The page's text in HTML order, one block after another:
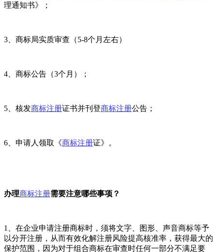
理通知书》；
3、商标局实质审查（5-8个月左右）
4、商标公告（3个月）；
5、核发商标注册证书并刊登商标注册公告；
6、申请人领取《商标注册证》。
办理商标注册需要注意哪些事项？
1、在企业申请注册商标时，须将文字、图形、声音商标等予
以分开注册，从而有效化解注册风险提高核准率，获得最大的
保护范围，因为对于组合商标在审查时任何一部分不满足要